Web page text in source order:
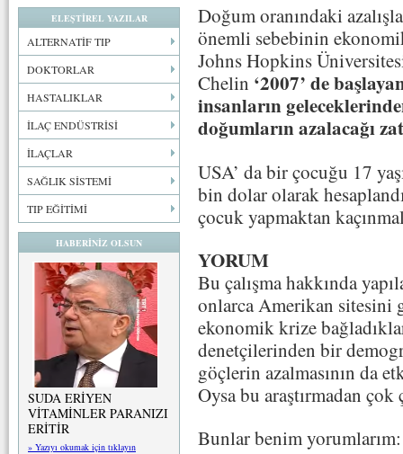
ELEŞTİREL YAZILAR
ALTERNATİF TIP
DOKTORLAR
HASTALIKLAR
İLAÇ ENDÜSTRİSİ
İLAÇLAR
SAĞLIK SİSTEMİ
TIP EĞİTİMİ
HABERİNİZ OLSUN
SUDA ERİYEN
VİTAMİNLER PARANIZI
ERİTİR
» Yazıyı okumak için tıklayın
Doğum oranındaki
önemli sebebinin
Johns Hopkins
Chelin ‘2007’ de
insanların
doğumların azalacağı
USA’ da bir çocuğu 17
bin dolar olarak
çocuk yapmaktan
YORUM
Bu çalışma hakkında
onlarca Amerikan sitesini
ekonomik krize
denetçilerinden bir
göçlerin azalmasının da
Oysa bu araştırmadan
Bunlar benim yorumlarım: